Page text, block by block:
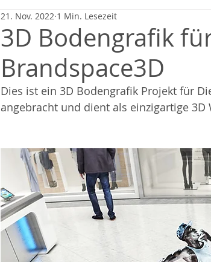
3D Bodengrafik
Brandspace3D
21. Nov. 2022 1 Min. Lesezeit
Dies ist ein 3D Bodengrafik Projekt für
angebracht und dient als einzigartige 3D